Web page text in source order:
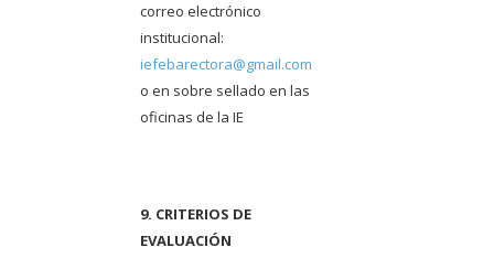
correo electrónico
institucional:
iefebarectora@gmail.com
o en sobre sellado en las
oficinas de la IE
9. CRITERIOS DE
EVALUACIÓN